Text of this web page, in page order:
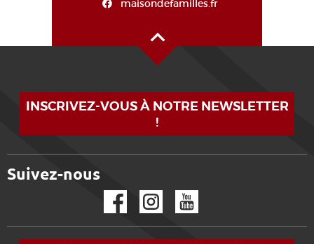
maisondefamilles.fr
INSCRIVEZ-VOUS À NOTRE NEWSLETTER
!
Suivez-nous